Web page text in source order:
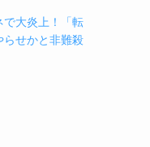
で大炎上！「転
らせかと非難殺